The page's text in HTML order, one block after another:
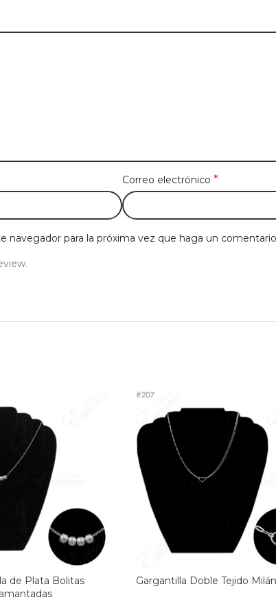
Correo electrónico *
navegador para la próxima vez que haga un
de Plata Bolitas
Gargantilla Doble Tejido